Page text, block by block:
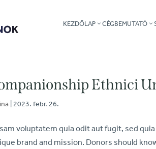
KEZDŐLAP CÉGBEMUTATÓ
Ethnici
2023. febr. 26.
voluptatem quia odit aut fugit, sed
brand and mission. Donors should